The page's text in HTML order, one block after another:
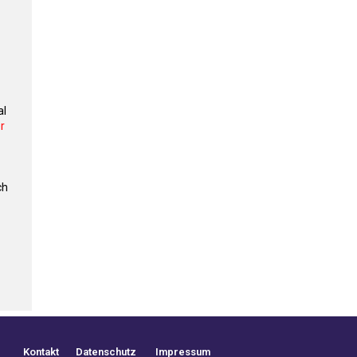
Kontakt Datenschutz Impressum